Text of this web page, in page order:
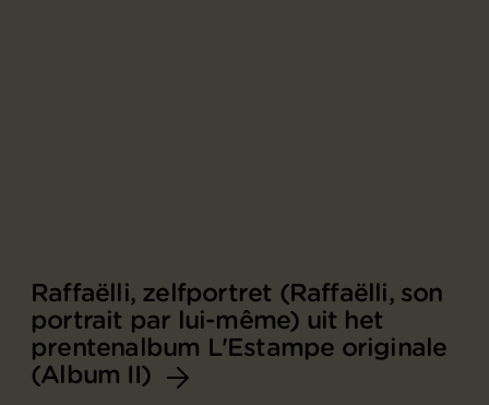
Raffaëlli, zelfportret (Raffaëlli, son
portrait par lui-même) uit het
prentenalbum L'Estampe originale
(Album II)